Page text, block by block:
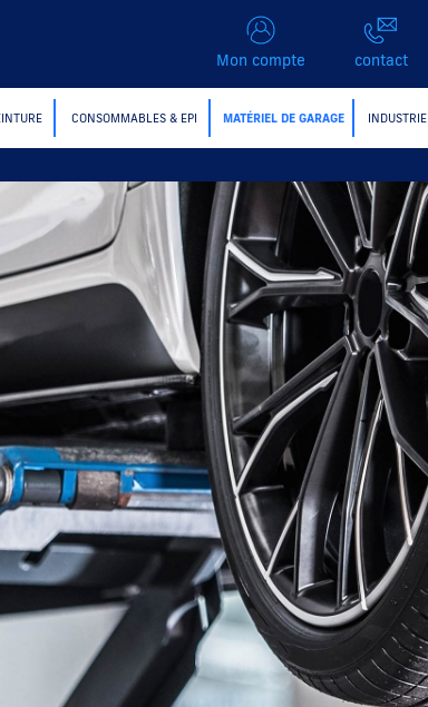
Mon compte contact
CONSOMMABLES & EPI MATÉRIEL DE GARAGE INDUSTRIE